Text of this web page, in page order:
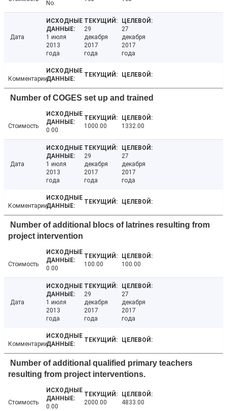
No
Дата
1 июля
2013
года
29
декабря
2017
года
27
декабря
2017
года
Комментарии
Number of COGES set up and trained
Стоимость
0.00
1000.00 1332.00
Дата
1 июля
2013
года
29
декабря
2017
года
27
декабря
2017
года
Комментарии
Number of additional blocs of latrines resulting from
project intervention
Стоимость
0.00
100.00 100.00
Дата
1 июля
2013
года
29
декабря
2017
года
27
декабря
2017
года
Комментарии
Number of additional qualified primary teachers
resulting from project interventions.
Стоимость
0.00
2000.00 4833.00